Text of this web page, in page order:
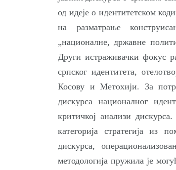
од идеје о идентитетском
на разматрање
„националне, државне
Други истраживачки фокус
српског идентитета,
Косову и Метохији. За
дискурса националног
критичкој анализи
категорија стратегија из
дискурса,
методологија пружила је